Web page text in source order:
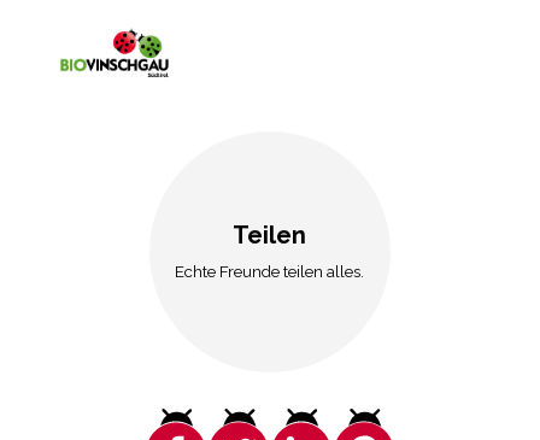
Teilen
Echte Freunde teilen alles.